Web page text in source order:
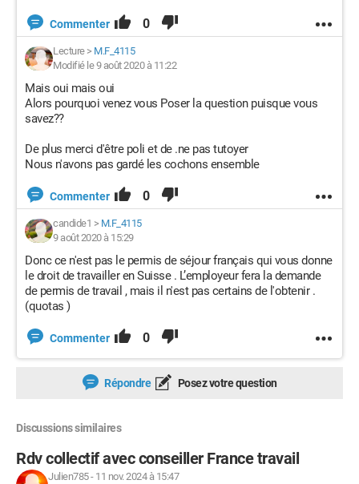
Commenter 0
Lecture> M.F_4115
Modifié le 9 août 2020 à 11:22
Mais oui mais oui
Alors pourquoi venez vous Poser la question puisque vous
savez??
De plus merci d'être poli et de .ne pas tutoyer
Nous n'avons pas gardé les cochons ensemble
Commenter 0
candide1 > M.F_4115
9 août 2020 à 15:29
Donc ce n'est pas le permis de séjour français qui vous donne
le droit de travailler en Suisse . L’employeur fera la demande
de permis de travail , mais il n'est pas certains de l'obtenir .
(quotas )
Commenter 0
Répondre Posez votre question
Discussions similaires
Rdv collectif avec conseiller France travail
Julien785- 11 nov. 2024 à 15:47